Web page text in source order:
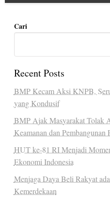
Cari
Recent Posts
BMP Kecam Aksi KNPB,
yang Kondusif
BMP Ajak Masyarakat Tolak
Keamanan dan Pembangunan
HUT ke-81 RI Menjadi
Ekonomi Indonesia
Menjaga Daya Beli Rakyat
Kemerdekaan